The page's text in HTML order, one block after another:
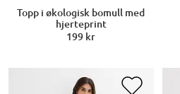
Topp i økologisk bomull med
hjerteprint
199 kr